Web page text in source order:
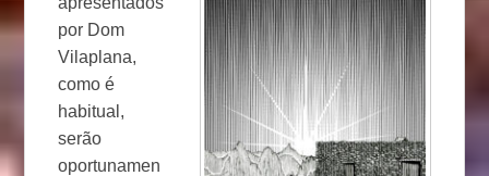
por Dom
Vilaplana,
como é
habitual,
serão
oportunamen